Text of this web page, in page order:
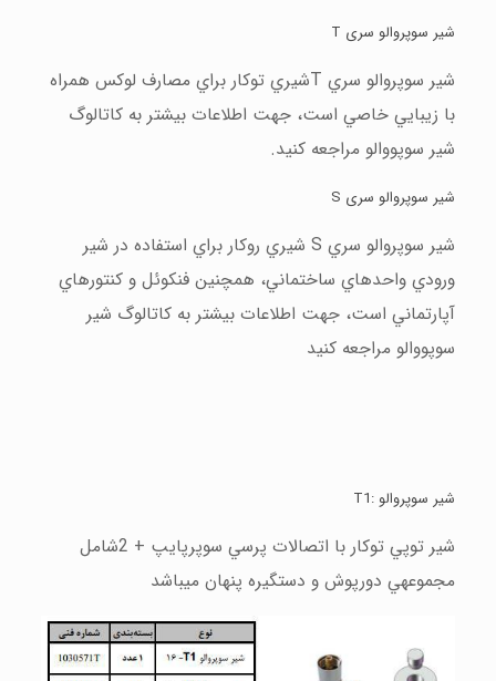
شير سوپروالو سری T
شير سوپروالو سري Tشيري توكار براي مصارف لوكس همراه
با زيبايي خاصي است، جهت اطلاعات بيشتر به كاتالوگ
شير سوپووالو مراجعه كنيد.
شير سوپروالو سری S
شير سوپروالو سري S شيري روكار براي استفاده در شير
ورودي واحدهاي ساختماني، همچنين فنكوئل و كنتورهاي
آپارتماني است، جهت اطلاعات بيشتر به كاتالوگ شير
سوپووالو مراجعه كنيد
شير سوپروالو :T1
شير توپي توكار با اتصالات پرسي سوپرپايپ + 2شامل
مجموعهي دورپوش و دستگيره پنهان ميباشد